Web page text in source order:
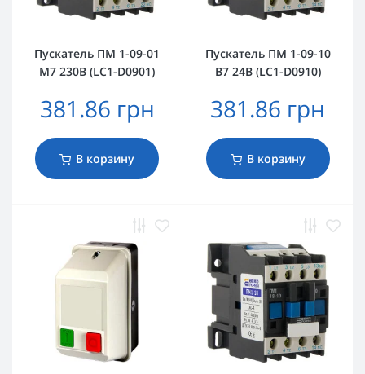
Пускатель ПМ 1-09-01
M7 230B (LC1-D0901)
381.86 грн
В корзину
Пускатель ПМ 1-09-10
B7 24B (LC1-D0910)
381.86 грн
В корзину